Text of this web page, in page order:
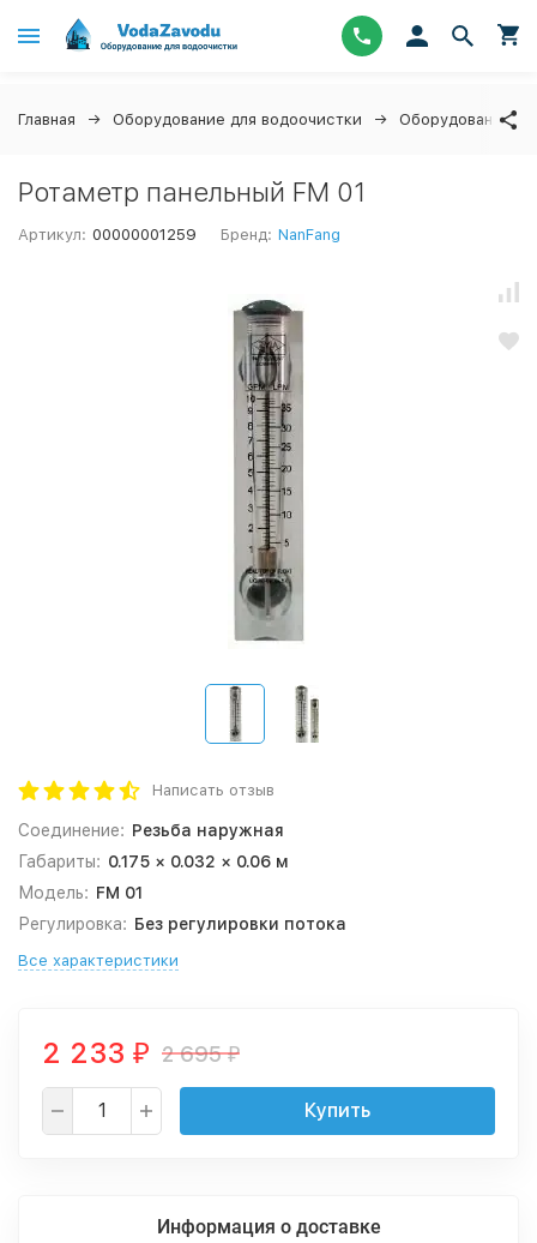
Главная Оборудование для водоочистки Оборудование
Ротаметр панельный FM 01
Артикул: 00000001259 Бренд: NanFang
Написать отзыв
Соединение: Резьба наружная
Габариты: 0.175 × 0.032 × 0.06 м
Модель: FM 01
Регулировка: Без регулировки потока
Все характеристики
2 233 ₽ 2 695₽
Купить
Информация о доставке